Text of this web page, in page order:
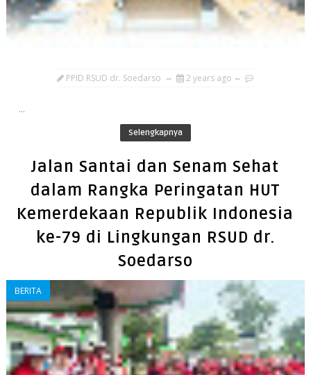
PPID RSUD dr. Soedarso 2 years ago
...
Selengkapnya
Jalan Santai dan Senam Sehat
dalam Rangka Peringatan HUT
Kemerdekaan Republik Indonesia
ke-79 di Lingkungan RSUD dr.
Soedarso
BERITA